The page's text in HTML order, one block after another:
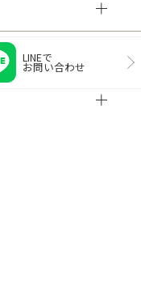
LINEで
お問い合わせ